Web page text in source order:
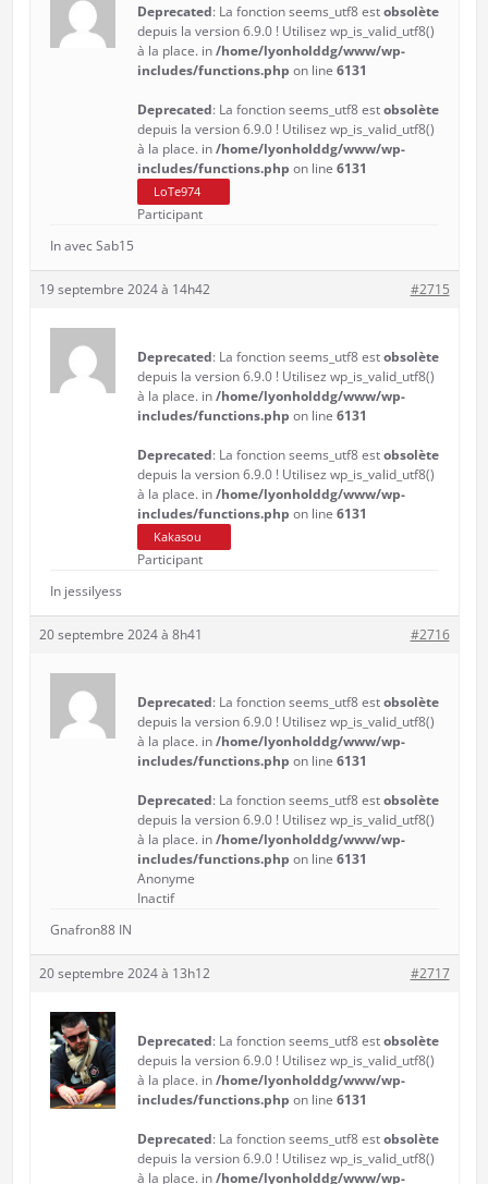
Deprecated: La fonction seems_utf8 estobsolète
depuis la version 6.9.0 ! Utilisez wp_is_valid_utf8()
à la place. in/home/lyonholddg/www/wp-
includes/functions.php on line 6131
Deprecated: La fonction seems_utf8 estobsolète
depuis la version 6.9.0 ! Utilisez wp_is_valid_utf8()
à la place. in/home/lyonholddg/www/wp-
includes/functions.php on line 6131
LoTe974
Participant
In avec Sab15
19 septembre 2024 à 14h42 #2715
Deprecated: La fonction seems_utf8 estobsolète
depuis la version 6.9.0 ! Utilisez wp_is_valid_utf8()
à la place. in/home/lyonholddg/www/wp-
includes/functions.php on line 6131
Deprecated: La fonction seems_utf8 estobsolète
depuis la version 6.9.0 ! Utilisez wp_is_valid_utf8()
à la place. in/home/lyonholddg/www/wp-
includes/functions.php on line 6131
Kakasou
Participant
In jessilyess
20 septembre 2024 à 8h41 #2716
Deprecated: La fonction seems_utf8 estobsolète
depuis la version 6.9.0 ! Utilisez wp_is_valid_utf8()
à la place. in/home/lyonholddg/www/wp-
includes/functions.php on line 6131
Deprecated: La fonction seems_utf8 estobsolète
depuis la version 6.9.0 ! Utilisez wp_is_valid_utf8()
à la place. in/home/lyonholddg/www/wp-
includes/functions.php on line 6131
Anonyme
Inactif
Gnafron88 IN
20 septembre 2024 à 13h12 #2717
Deprecated: La fonction seems_utf8 estobsolète
depuis la version 6.9.0 ! Utilisez wp_is_valid_utf8()
à la place. in/home/lyonholddg/www/wp-
includes/functions.php on line 6131
Deprecated: La fonction seems_utf8 estobsolète
depuis la version 6.9.0 ! Utilisez wp_is_valid_utf8()
à la place. in/home/lyonholddg/www/wp-